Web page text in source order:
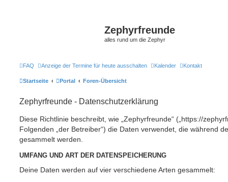
Zephyrfreunde
alles rund um die Zephyr
FAQ Anzeige der Termine für heute ausschalten Kalender Kontakt
Startseite Portal Foren-Übersicht
Zephyrfreunde - Datenschutzerklärung
Diese Richtlinie beschreibt, wie „Zephyrfreunde“ („https://
Folgenden „der Betreiber“) die Daten verwendet, die während
gesammelt werden.
UMFANG UND ART DER DATENSPEICHERUNG
Deine Daten werden auf vier verschiedene Arten gesammelt: